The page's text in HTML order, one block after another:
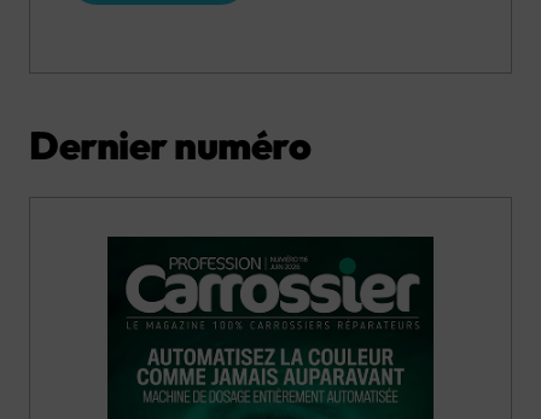
Dernier numéro